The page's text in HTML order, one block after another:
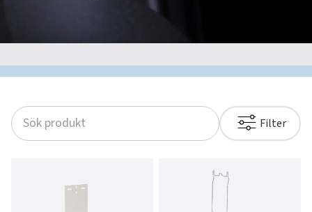
Filter